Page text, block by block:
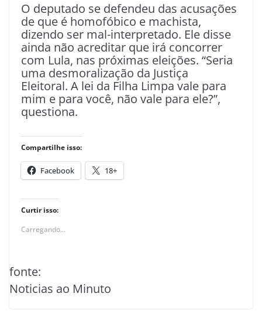
O deputado se defendeu das acusações
de que é homofóbico e machista,
dizendo ser mal-interpretado. Ele disse
ainda não acreditar que irá concorrer
com Lula, nas próximas eleições. “Seria
uma desmoralização da Justiça
Eleitoral. A lei da Filha Limpa vale para
mim e para você, não vale para ele?”,
questiona.
Compartilhe isso:
Facebook 18+
Curtir isso:
Carregando...
fonte:
Noticias ao Minuto